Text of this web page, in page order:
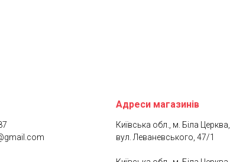
Адреси магазинів
Київська обл., м. Біла Церква,
вул. Леваневського, 47/1